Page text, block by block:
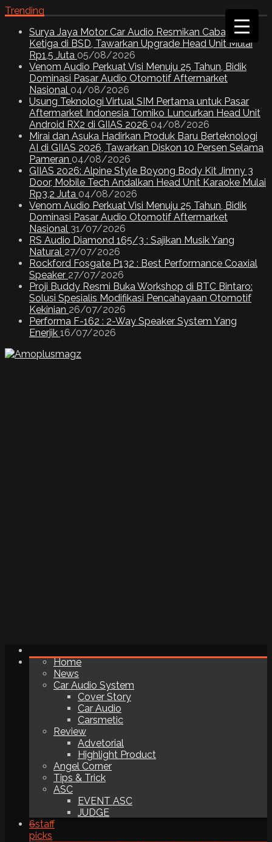
Trending
Surya Jaya Motor Car Audio Resmikan Cabang
Ketiga di BSD, Tawarkan Upgrade Head Unit Mulai
Rp1,5 Juta 05/08/2026
Venom Audio Perkuat Visi Menuju 25 Tahun, Bidik
Dominasi Pasar Audio Otomotif Aftermarket
Nasional 04/08/2026
Usung Teknologi Virtual SIM Pertama untuk Pasar
Aftermarket Indonesia Tomiko Luncurkan Head Unit
Android RX2 di GIIAS 2026 04/08/2026
Mirai dan Asuka Hadirkan Produk Baru Berteknologi
AI di GIIAS 2026, Tawarkan Diskon 10 Persen Selama
Pameran 04/08/2026
GIIAS 2026: Alpine Style Boyong Body Kit Jimny 3
Door, Mobile Tech Andalkan Head Unit Karaoke Mulai
Rp3,2 Juta 04/08/2026
Venom Audio Perkuat Visi Menuju 25 Tahun, Bidik
Dominasi Pasar Audio Otomotif Aftermarket
Nasional 31/07/2026
RS Audio Diamond 165/3 : Sajikan Musik Yang
Natural 27/07/2026
Rockford Fosgate P132 : Best Performance Coaxial
Speaker 27/07/2026
Proji Buddy Resmi Buka Workshop di BTC Bintaro:
Solusi Spesialis Modifikasi Pencahayaan Otomotif
Kekinian 26/07/2026
Performa F-162 : 2-Way Speaker System Yang
Enerjik 16/07/2026
Home
News
Car Audio System
Cover Story
Car Audio
Carsmetic
Review
Advetorial
Highlight Product
Angel Corner
Tips & Trick
ASC
EVENT ASC
JUDGE
6staff
picks